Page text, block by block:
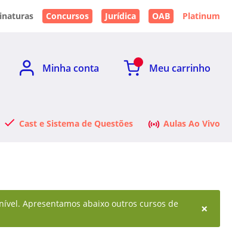
Concursos Jurídica OAB Platinum
Minha conta Meu carrinho
Cast e Sistema de Questões Aulas Ao Vivo
Apresentamos abaixo outros cursos de
×